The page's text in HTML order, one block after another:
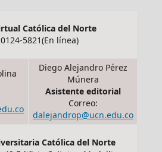
Católica del Norte
5821(En línea)
Diego Alejandro Pérez
Múnera
Asistente editorial
Correo:
dalejandrop@ucn.edu.co
Católica del Norte